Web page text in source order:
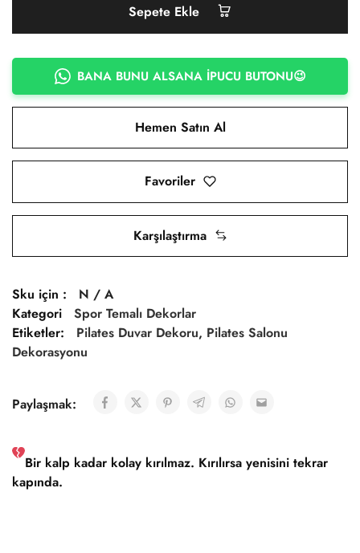
Sepete Ekle
BANA BUNU ALSANA İPUCU BUTONU😉
Hemen Satın Al
Favoriler
Karşılaştırma
Sku için :
N / A
Kategori
Spor Temalı Dekorlar
Etiketler:
Pilates Duvar Dekoru, Pilates Salonu
Dekorasyonu
Paylaşmak:
Bir kalp kadar kolay kırılmaz. Kırılırsa yenisini tekrar
kapında.